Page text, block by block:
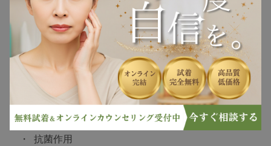
ヘアスタイル
抜け毛
白髪
ている植物です。さらに、アロエ配合シャンプー
は、薄毛予防や育毛にも効果があるとされていま
す。
アロエには以下のような作用があります。
抗炎症作用
抗菌作用